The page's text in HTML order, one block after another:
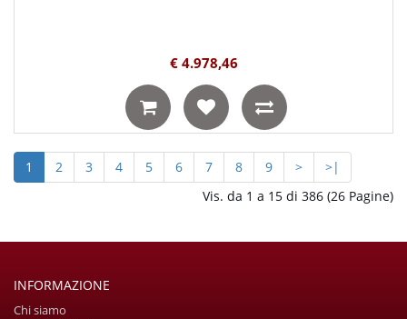
€ 4.978,46
1 2 3 4 5 6 7 8 9 >
>|
Vis. da 1 a 15 di 386 (26 Pagine)
INFORMAZIONE
Chi siamo